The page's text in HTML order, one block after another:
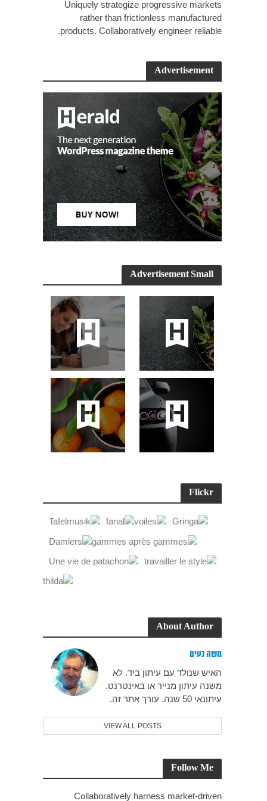
Uniquely strategize progressive markets
rather than frictionless manufactured
products. Collaboratively engineer reliable.
Advertisement
Advertisement Small
Flickr
About Author
משה נעים
האיש שנולד עם עיתון ביד. לא
משנה עיתון מנייר או באינטרנט.
עיתונאי 50 שנה. עורך אתר זה.
VIEW ALL POSTS
Follow Me
Collaboratively harness market-driven